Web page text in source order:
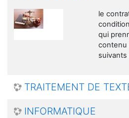
le
qui
contenu
TRAITEMENT DE
INFORMATIQUE